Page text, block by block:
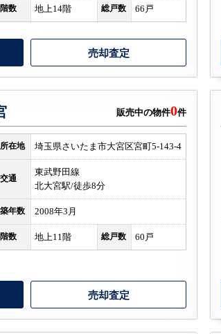
階数 地上14階 総戸数 66戸
売却査定
販売中の物件0件
所在地 埼玉県さいたま市大宮区宮町5-143-4
交通
東武野田線
北大宮駅/徒歩8分
築年数 2008年3月
階数 地上11階 総戸数 60戸
売却査定